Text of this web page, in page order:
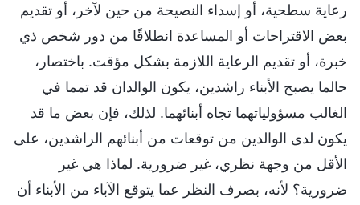
رعاية سطحية، أو إسداء النصيحة من حين لآخر، أو تقديم
بعض الاقتراحات أو المساعدة انطلاقًا من دور شخص ذي
خبرة، أو تقديم الرعاية اللازمة بشكل مؤقت. باختصار،
حالما يصبح الأبناء راشدين، يكون الوالدان قد تمما في
الغالب مسؤولياتهما تجاه أبنائهما. لذلك، فإن بعض ما قد
يكون لدى الوالدين من توقعات من أبنائهم الراشدين، على
الأقل من وجهة نظري، غير ضرورية. لماذا هي غير
ضرورية؟ لأنه، بصرف النظر عما يتوقع الآباء من الأبناء أن